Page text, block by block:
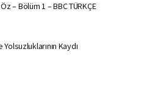
– Bölüm 1 – BBC TÜRKÇE
Yolsuzluklarının Kaydı